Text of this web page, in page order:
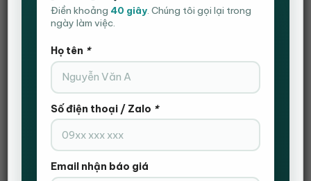
1,840,000 ₫.là:
– Ghế có thể ngả được 160 độ.
– Khả năng chịu trọng tải lên đến: 100Kg
– Lưng và đệm ngồi của ghế bọc da PU cao cấp với độ đàn hồi
– Đệm ngồi bằng mút xốp Foam êm ái.
– Bánh xe làm từ nhựa PU giúp di chuyển nhẹ nhàng, bám sàn
– Chân ghế bọc nhựa PP cứng cáp.
2 – Bàn chữ Z
– Mặt bàn sơn PU bóng đẹp mắt, dễ dàng vệ sinh lau chùi.
– Kích thước 1m2 x 60cm x 75cm (Dài – Rộng – Cao)– Mặt
Điền khoảng 40 giây. Chúng tôi gọi lại trong
ngày làm việc.
Họ tên *
Số điện thoại / Zalo *
Email nhận báo giá